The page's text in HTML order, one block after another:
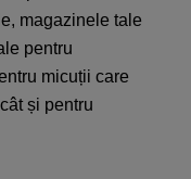
magazinele tale
pentru
micuții care
și pentru